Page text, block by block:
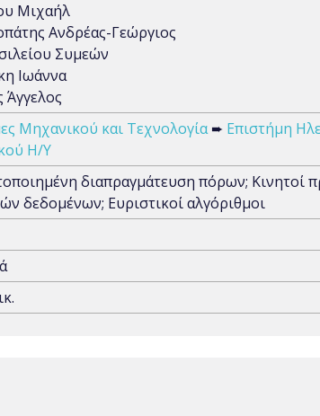
Μιχαήλ
Ανδρέας-Γεώργιος
Συμεών
Ιωάννα
Άγγελος
Μηχανικού και Τεχνολογία➨ Επιστήμη
Η/Υ
διαπραγμάτευση πόρων; Κινητοί
δεδομένων; Ευριστικοί αλγόριθμοι